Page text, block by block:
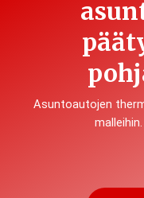
Asuntoautojen